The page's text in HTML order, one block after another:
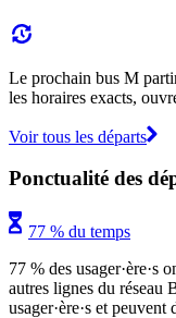
Le prochain bus M
les horaires exacts,
Voir tous les départs
Ponctualité des
77 % du temps
77 % des
autres lignes du réseau
usager·ère·s et